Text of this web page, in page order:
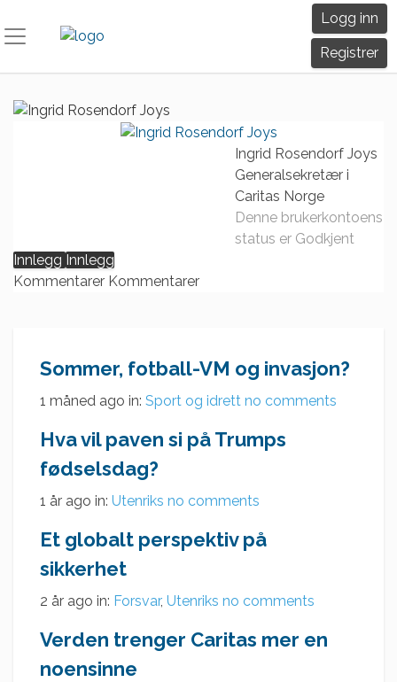
to
Logg inn
Registrer
Ingrid Rosendorf Joys
Generalsekretær i
Caritas Norge
Denne brukerkontoens
status er Godkjent
Innlegg Innlegg
Kommentarer Kommentarer
Sommer, fotball-VM og invasjon?
1 måned ago in: Sport og idrett no comments
Hva vil paven si på Trumps
fødselsdag?
1 år ago in: Utenriks no comments
Et globalt perspektiv på
sikkerhet
2 år ago in: Forsvar, Utenriks no comments
Verden trenger Caritas mer en
noensinne